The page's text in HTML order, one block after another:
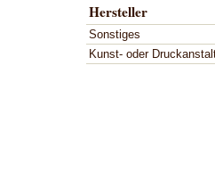
Hersteller
Sonstiges
Kunst- oder